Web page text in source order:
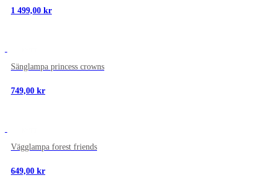
1 499,00 kr
Sänglampa princess crowns
749,00 kr
Vägglampa forest friends
649,00 kr